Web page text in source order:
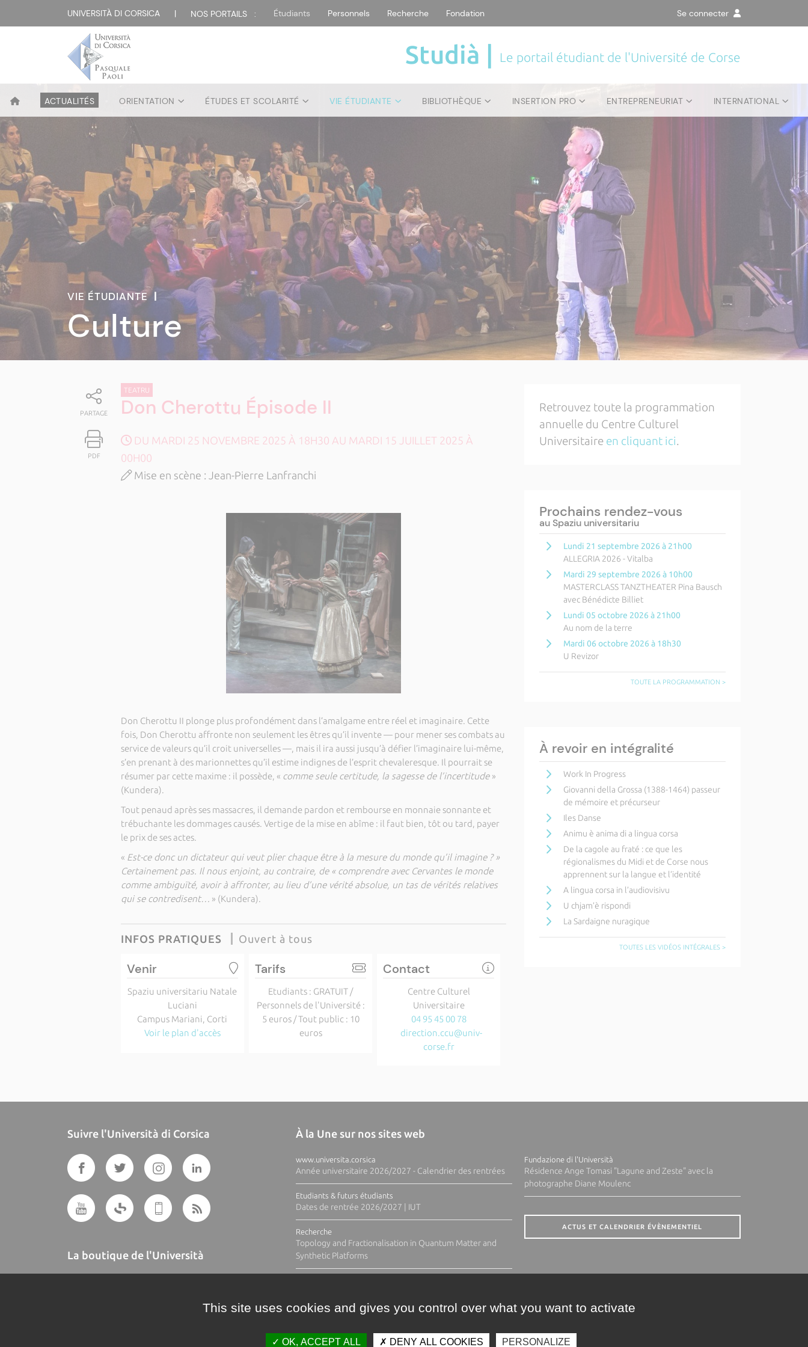
UNIVERSITÀ DI CORSICA | NOS PORTAILS : Étudiants Personnels Recherche Fondation Se connecter
Studià | Le portail étudiant de l'Université de Corse
ACTUALITÉS ORIENTATION ÉTUDES ET SCOLARITÉ VIE ÉTUDIANTE BIBLIOTHÈQUE INSERTION PRO ENTREPRENEURIAT INTERNATIONAL
VIE ÉTUDIANTE |
Culture
PARTAGE
PDF
TEATRU
Don Cherottu Épisode II
DU MARDI 25 NOVEMBRE 2025 À 18H30 AU MARDI 15 JUILLET 2025 À
00H00
Mise en scène : Jean-Pierre Lanfranchi
Don Cherottu II plonge plus profondément dans l’amalgame entre réel et imaginaire. Cette
fois, Don Cherottu affronte non seulement les êtres qu’il invente — pour mener ses combats au
service de valeurs qu’il croit universelles —, mais il ira aussi jusqu’à défier l’imaginaire lui-même,
s’en prenant à des marionnettes qu’il estime indignes de l’esprit chevaleresque. Il pourrait se
résumer par cette maxime : il possède, « comme seule certitude, la sagesse de l’incertitude »
(Kundera).
Tout penaud après ses massacres, il demande pardon et rembourse en monnaie sonnante et
trébuchante les dommages causés. Vertige de la mise en abîme : il faut bien, tôt ou tard, payer
le prix de ses actes.
« Est-ce donc un dictateur qui veut plier chaque être à la mesure du monde qu’il imagine ? »
Certainement pas. Il nous enjoint, au contraire, de « comprendre avec Cervantes le monde
comme ambiguïté, avoir à affronter, au lieu d’une vérité absolue, un tas de vérités relatives
qui se contredisent… » (Kundera).
INFOS PRATIQUES Ouvert à tous
Venir
Spaziu universitariu Natale
Luciani
Campus Mariani, Corti
Voir le plan d'accès
Tarifs
Etudiants : GRATUIT /
Personnels de l'Université :
5 euros / Tout public : 10
euros
Contact
Centre Culturel
Universitaire
04 95 45 00 78
direction.ccu@univ-
corse.fr
Retrouvez toute la programmation
annuelle du Centre Culturel
Universitaire en cliquant ici.
Prochains rendez-vous
au Spaziu universitariu
Lundi 21 septembre 2026 à 21h00
ALLEGRIA 2026 - Vitalba
Mardi 29 septembre 2026 à 10h00
MASTERCLASS TANZTHEATER Pina Bausch
avec Bénédicte Billiet
Lundi 05 octobre 2026 à 21h00
Au nom de la terre
Mardi 06 octobre 2026 à 18h30
U Revizor
TOUTE LA PROGRAMMATION >
À revoir en intégralité
Work In Progress
Giovanni della Grossa (1388-1464) passeur
de mémoire et précurseur
Iles Danse
Animu è anima di a lingua corsa
De la cagole au fraté : ce que les
régionalismes du Midi et de Corse nous
apprennent sur la langue et l’identité
A lingua corsa in l’audiovisivu
U chjam’è rispondi
La Sardaigne nuragique
TOUTES LES VIDÉOS INTÉGRALES >
Suivre l'Università di Corsica
La boutique de l'Università
À la Une sur nos sites web
www.universita.corsica
Année universitaire 2026/2027 - Calendrier des rentrées
Etudiants & futurs étudiants
Dates de rentrée 2026/2027 | IUT
Recherche
Topology and Fractionalisation in Quantum Matter and
Synthetic Platforms
Fundazione di l'Università
Résidence Ange Tomasi "Lagune and Zeste" avec la
photographe Diane Moulenc
ACTUS ET CALENDRIER ÉVÈNEMENTIEL
This site uses cookies and gives you control over what you want to activate
OK, ACCEPT ALL DENY ALL COOKIES PERSONALIZE